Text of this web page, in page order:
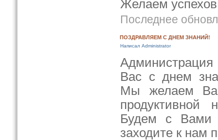
Желаем
Последнее
ПОЗДРАВЛЯЕМ С ДНЕМ ЗНАНИЙ!
Написал Administrator
Вас с днем
Мы желаем
продуктивной
Будем с Вами
заходите к нам